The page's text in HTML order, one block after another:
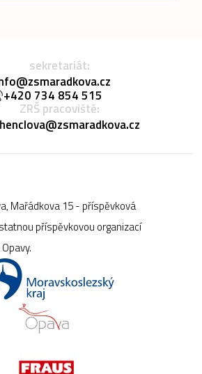
sekretariát:
+420 734 854 515
ZRŠ pracoviště:
Mařádkova 15 - příspěvková
příspěvkovou organizací